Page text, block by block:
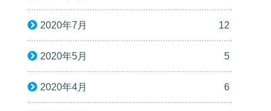
2020年7月 12
2020年5月 5
2020年4月 6